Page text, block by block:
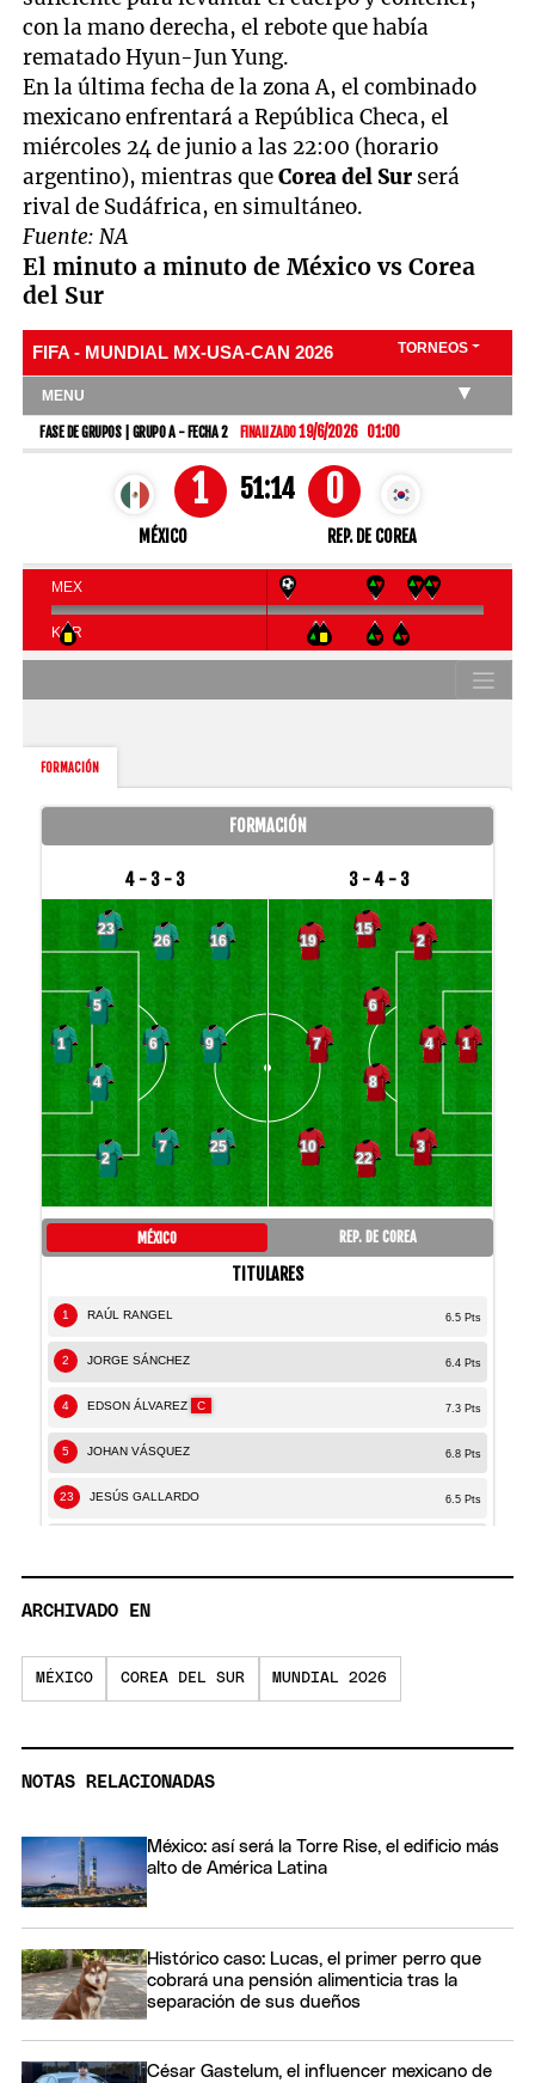
con la mano derecha, el rebote que había
rematado Hyun-Jun Yung.
En la última fecha de la zona A, el combinado
mexicano enfrentará a República Checa, el
miércoles 24 de junio a las 22:00 (horario
argentino), mientras queCorea del Sur será
rival de Sudáfrica, en simultáneo.
Fuente: NA
El minuto a minuto de México vs Corea
del Sur
ARCHIVADO EN
MÉXICO COREA DEL SUR MUNDIAL 2026
NOTAS RELACIONADAS
México: así será la Torre Rise, el edificio más
alto de América Latina
Histórico caso: Lucas, el primer perro que
cobrará una pensión alimenticia tras la
separación de sus dueños
César Gastelum, el influencer mexicano de